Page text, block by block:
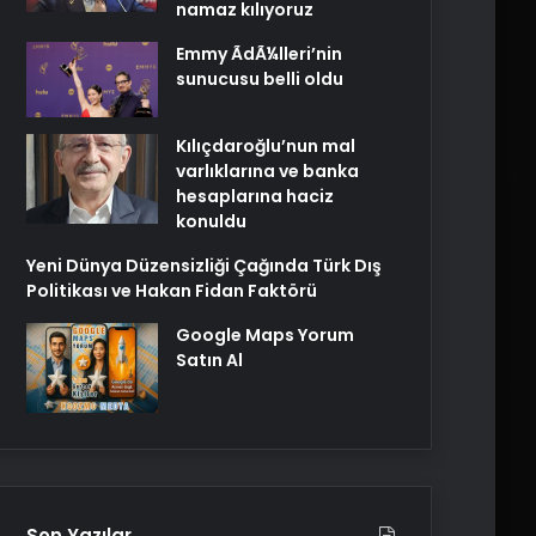
namaz kılıyoruz
Emmy ÃdÃ¼lleri’nin
sunucusu belli oldu
Kılıçdaroğlu’nun mal
varlıklarına ve banka
hesaplarına haciz
konuldu
Yeni Dünya Düzensizliği Çağında Türk Dış
Politikası ve Hakan Fidan Faktörü
Google Maps Yorum
Satın Al